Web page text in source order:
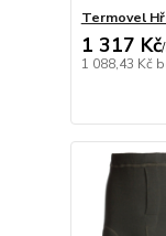
Termovel
1 317 Kč/
1 088,43 Kč